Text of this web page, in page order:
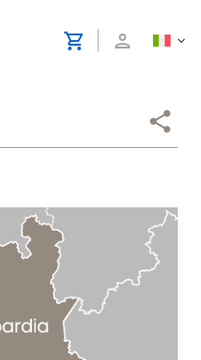
shopping_cart person
share